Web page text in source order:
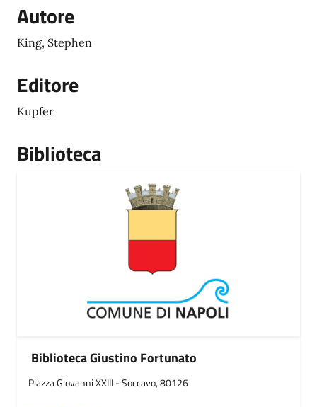
Autore
King, Stephen
Editore
Kupfer
Biblioteca
Biblioteca Giustino Fortunato
Piazza Giovanni XXIII - Soccavo, 80126